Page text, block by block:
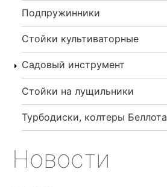
Подпружинники
Стойки культиваторные
Садовый инструмент
Стойки на лущильники
Турбодиски, колтеры Беллота
Новости